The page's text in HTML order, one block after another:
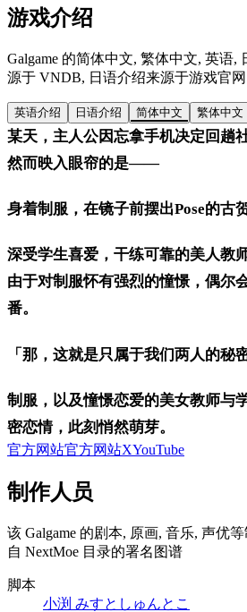
游戏介绍
Galgame 的简体中文, 繁体中文, 英语,
源于 VNDB, 日语介绍来源于游戏官网
英语介绍 日语介绍 简体中文 繁体中文
某天，主人公因忘拿手机决定回趟
然而映入眼帘的是——
身着制服，在镜子前摆出Pose的古
深受学生喜爱，干练可靠的美人教
由于对制服怀有强烈的憧憬，偶尔
番。
「那，这就是只属于我们两人的秘
制服，以及憧憬恋爱的美女教师
密恋情，此刻悄然萌芽。
官方网站官方网站XYouTube
制作人员
该 Galgame 的剧本, 原画, 音乐, 声优
自 NextMoe 目录的署名图谱
脚本
小渕 みすと しゅんとこ